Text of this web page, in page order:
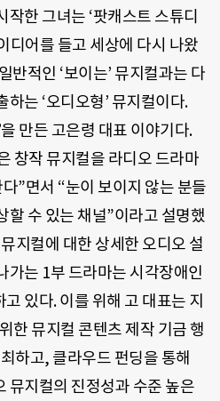
한 그녀는 ‘팟캐스트 스튜디
디어를 들고 세상에 다시 나왔
반적인 ‘보이는’ 뮤지컬과는 다
는 ‘오디오형’ 뮤지컬이다.
만든 고은령 대표 이야기다.
창작 뮤지컬을 라디오 드라마
”면서 “눈이 보이지 않는 분들
할 수 있는 채널”이라고 설명했
지컬에 대한 상세한 오디오 설
가는 1부 드라마는 시각장애인
있다. 이를 위해 고 대표는 지
한 뮤지컬 콘텐츠 제작 기금 행
하고, 클라우드 펀딩을 통해
뮤지컬의 진정성과 수준 높은